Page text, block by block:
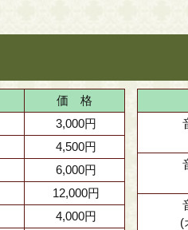
価 格
3,000円
4,500円
6,000円
12,000円
4,000円
(